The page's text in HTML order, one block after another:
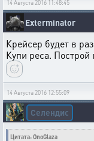
14 Августа 2016 11:48:45
Exterminator
Крейсер будет в
Купи реса. Построй
14 Августа 2016 12:55:09
Селендис
Цитата: OnoGlaza